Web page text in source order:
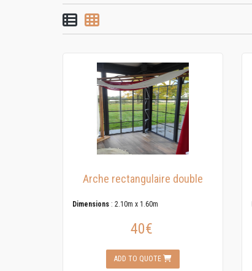
List viewGrid view
Arche rectangulaire double
Dimensions : 2.10m x 1.60m
40€
ADD TO QUOTE